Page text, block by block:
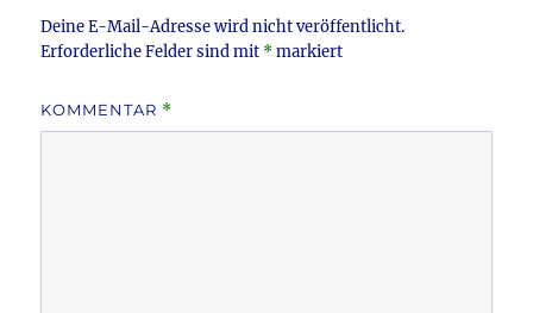
k
Deine E-Mail-Adresse wird nicht veröffentlicht.
Erforderliche Felder sind mit *markiert
KOMMENTAR *